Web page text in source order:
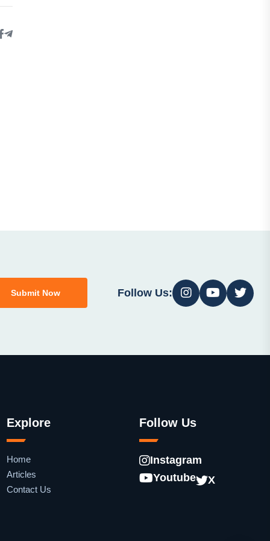
Submit Now Follow Us:
Explore
Home
Articles
Contact Us
Follow Us
Instagram
Youtube
X